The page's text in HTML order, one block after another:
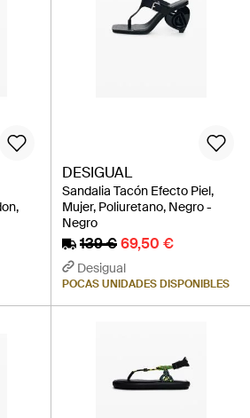
DESIGUAL
Sandalia Tacón Efecto Piel,
Mujer, Poliuretano, Negro -
Negro
139 €69,50 €
Desigual
POCAS UNIDADES DISPONIBLES